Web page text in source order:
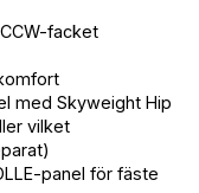
facket
med Skyweight Hip
vilket
panel för fäste